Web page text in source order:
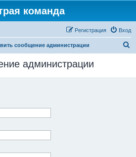
команда
Вход
Регистрация
сообщение администрации
администрации